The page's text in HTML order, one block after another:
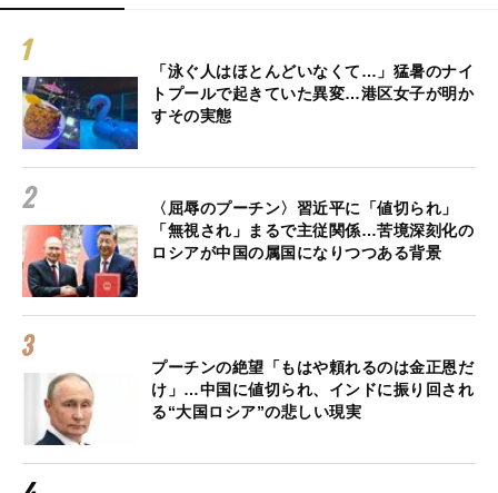
「泳ぐ人はほとんどいなくて…」猛暑のナイ
トプールで起きていた異変…港区女子が明か
すその実態
〈屈辱のプーチン〉習近平に「値切られ」
「無視され」まるで主従関係…苦境深刻化の
ロシアが中国の属国になりつつある背景
プーチンの絶望「もはや頼れるのは金正恩だ
け」…中国に値切られ、インドに振り回され
る“大国ロシア”の悲しい現実